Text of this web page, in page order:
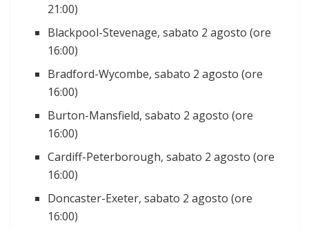
21:00)
Blackpool-Stevenage, sabato 2 agosto (ore
16:00)
Bradford-Wycombe, sabato 2 agosto (ore
16:00)
Burton-Mansfield, sabato 2 agosto (ore
16:00)
Cardiff-Peterborough, sabato 2 agosto (ore
16:00)
Doncaster-Exeter, sabato 2 agosto (ore
16:00)